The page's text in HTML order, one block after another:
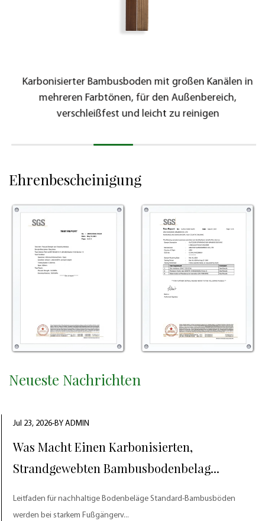
Karbonisierter Bambusboden mit großen Kanälen in
mehreren Farbtönen, für den Außenbereich,
verschleißfest und leicht zu reinigen
Ehrenbescheinigung
Neueste Nachrichten
Jul 23, 2026-BY ADMIN
Was Macht Einen Karbonisierten,
Strandgewebten Bambusbodenbelag...
Leitfaden für nachhaltige Bodenbeläge Standard-Bambusböden
werden bei starkem Fußgängerv...